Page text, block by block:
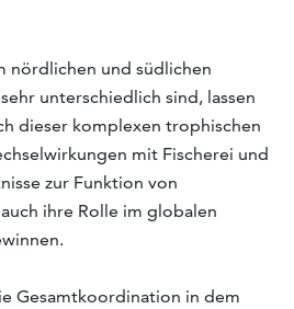
nördlichen und südlichen
unterschiedlich sind, lassen
dieser komplexen trophischen
mit Fischerei und
zur Funktion von
ihre Rolle im globalen
Gesamtkoordination in dem